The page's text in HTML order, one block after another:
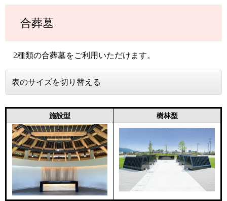
合葬墓
2種類の合葬墓をご利用いただけます。
表のサイズを切り替える
施設型 樹林型